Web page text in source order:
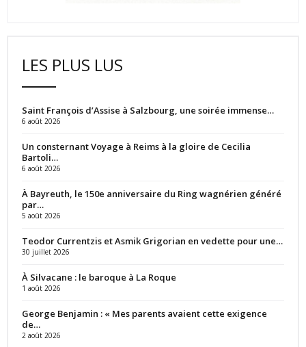
LES PLUS LUS
Saint François d’Assise à Salzbourg, une soirée immense…
6 août 2026
Un consternant Voyage à Reims à la gloire de Cecilia
Bartoli…
6 août 2026
À Bayreuth, le 150e anniversaire du Ring wagnérien généré
par…
5 août 2026
Teodor Currentzis et Asmik Grigorian en vedette pour une…
30 juillet 2026
À Silvacane : le baroque à La Roque
1 août 2026
George Benjamin : « Mes parents avaient cette exigence
de…
2 août 2026